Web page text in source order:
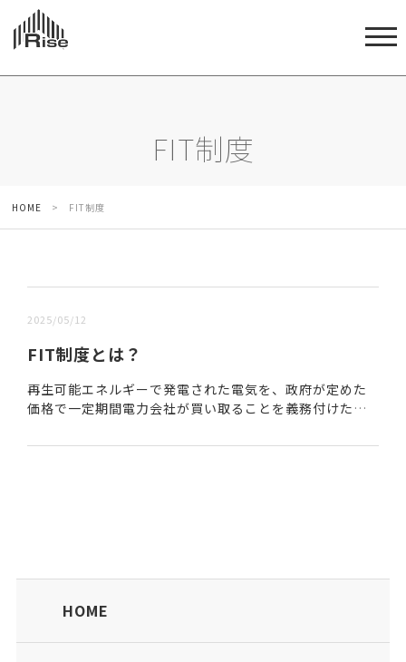
FIT制度
HOME > FIT制度
2025/05/12
FIT制度とは？
再生可能エネルギーで発電された電気を、政府が定めた
価格で一定期間電力会社が買い取ることを義務付けた制
入れる、与える ・Tariff …...
HOME